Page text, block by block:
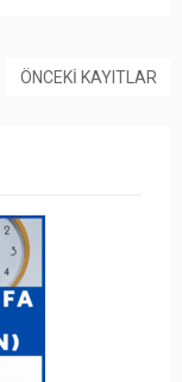
ÖNCEKI KAYITLAR